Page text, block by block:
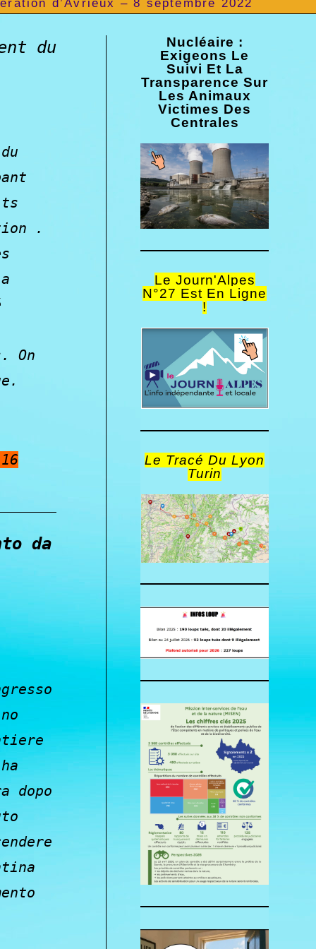
d’Avrieux – 8 septembre 2022
du
.
On
da
dopo
Nucléaire :
Exigeons Le
Suivi Et La
Transparence Sur
Les Animaux
Victimes Des
Centrales
Le Journ'Alpes
N°27 Est En Ligne
!
Le Tracé Du Lyon
Turin